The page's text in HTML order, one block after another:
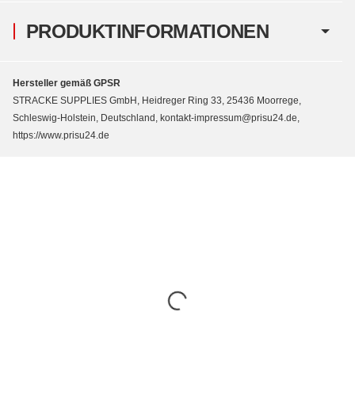
PRODUKTINFORMATIONEN
Hersteller gemäß GPSR
STRACKE SUPPLIES GmbH, Heidreger Ring 33, 25436 Moorrege,
Schleswig-Holstein, Deutschland, kontakt-impressum@prisu24.de,
https://www.prisu24.de